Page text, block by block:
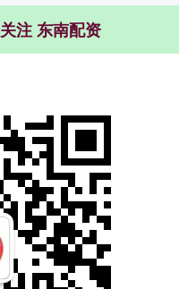
关注 东南配资